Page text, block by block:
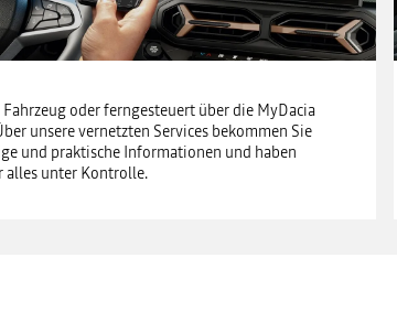
Fahrzeug oder ferngesteuert über die MyDacia
unsere vernetzten Services bekommen Sie
und praktische Informationen und haben
alles unter Kontrolle.